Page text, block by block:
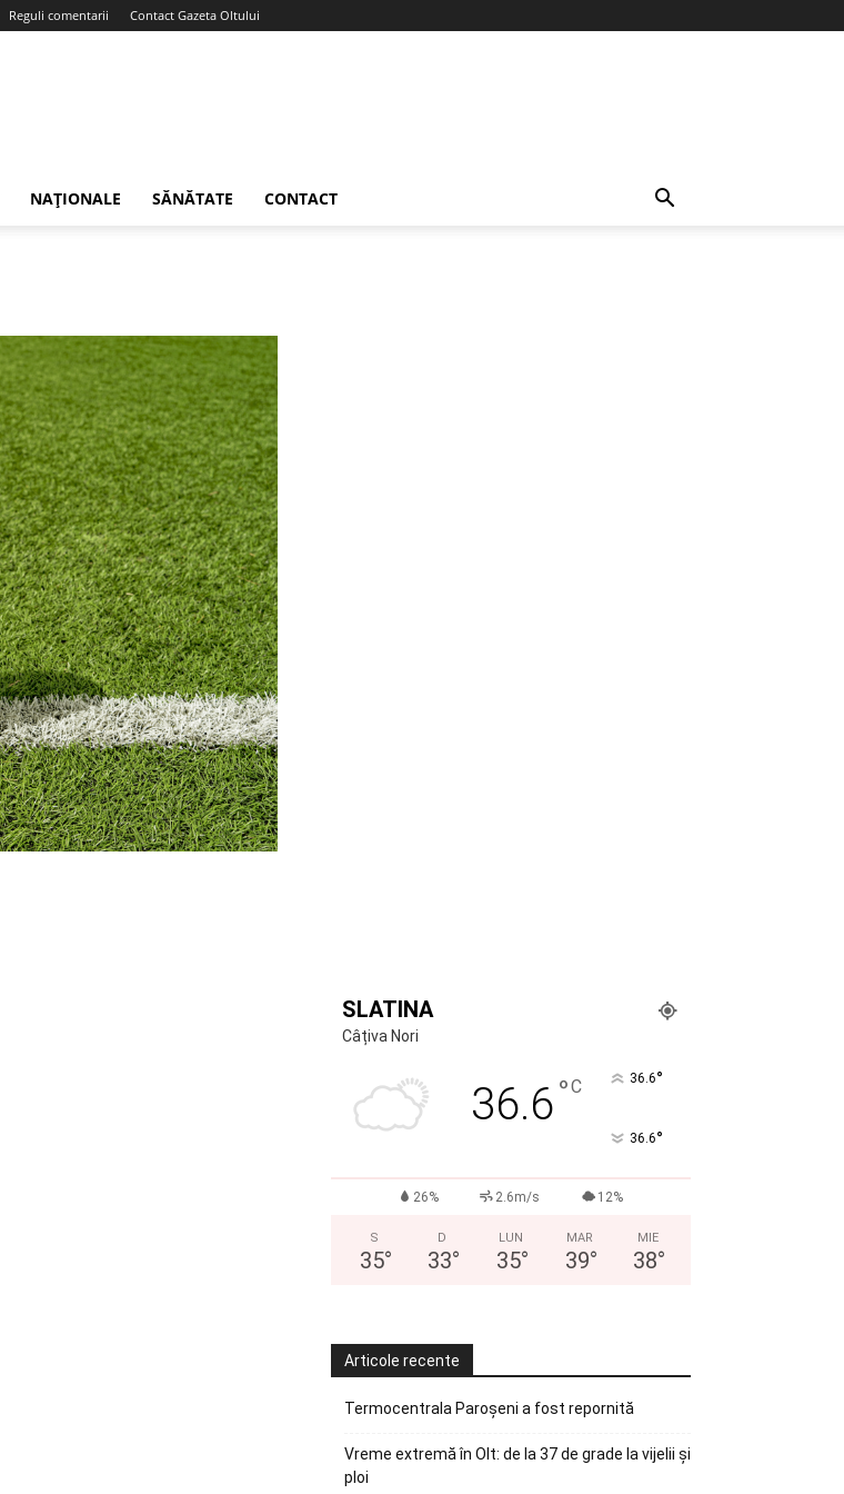
Reguli comentarii Contact Gazeta Oltului
NAȚIONALE SĂNĂTATE CONTACT
SLATINA
Câțiva Nori
36.6°C 36.6°
36.6°
26% 2.6m/s 12%
S
35°
D
33°
LUN
35°
MAR
39°
MIE
38°
Articole recente
Termocentrala Paroșeni a fost repornită
Vreme extremă în Olt: de la 37 de grade la vijelii și
ploi